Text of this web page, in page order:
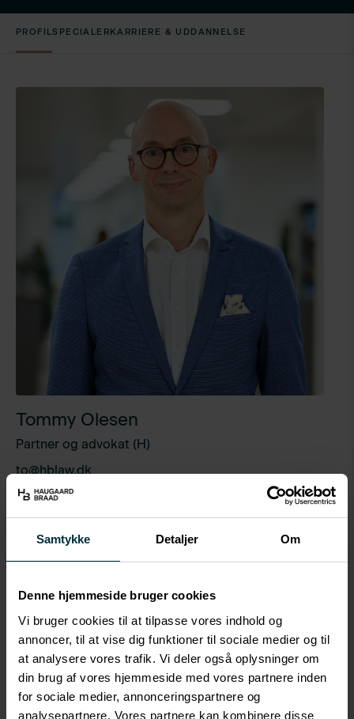
Samtykke Detaljer Om
Denne hjemmeside bruger cookies
Vi bruger cookies til at tilpasse vores indhold og
annoncer, til at vise dig funktioner til sociale medier og til
at analysere vores trafik. Vi deler også oplysninger om
din brug af vores hjemmeside med vores partnere inden
for sociale medier, annonceringspartnere og
analysepartnere. Vores partnere kan kombinere disse
PROFILSPECIALERKARRIERE & UDDANNELSE
Tommy Olesen
Partner og advokat (H)
to@hblaw.dk
(+45) 22 34 34 11
Profil
mere end 20 års erfaring inden for erhvervsret, særligt
selskabsret og sportsret. Han rådgiver en bred vifte af
brancher samt store organisationer og virksomheder
inden for sport. Tommy har stor erfaring med
generationsskifte, M&A og dødsbobehandling.
Ud over sit advokatvirke er Tommy fast medhjælper